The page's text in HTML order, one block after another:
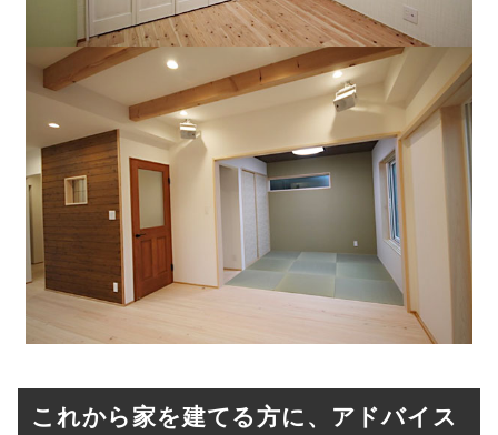
これから家を建てる方に、アドバイス